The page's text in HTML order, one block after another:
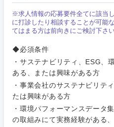
※求人情報の応募要件全てに該当
に打診したり相談することが可能
てはまる方は前向きにご検討下さい
◆必須条件
・サステナビリティ、ESG、
ある、または興味がある方
・事業会社のサステナビリテ
たは興味がある方
・環境パフォーマンスデータ
の取組みにて実務経験がある
その他